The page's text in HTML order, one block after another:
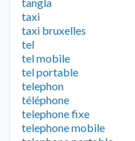
taxi
taxi bruxelles
tel
tel mobile
tel portable
telephon
téléphone
telephone fixe
telephone mobile